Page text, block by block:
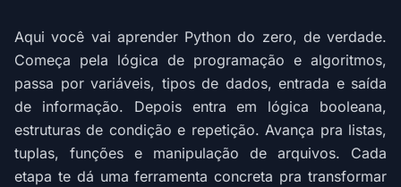
Aqui você vai aprender Python do zero, de verdade.
Começa pela lógica de programação e algoritmos,
passa por variáveis, tipos de dados, entrada e saída
de informação. Depois entra em lógica booleana,
estruturas de condição e repetição. Avança pra listas,
tuplas, funções e manipulação de arquivos. Cada
etapa te dá uma ferramenta concreta pra transformar